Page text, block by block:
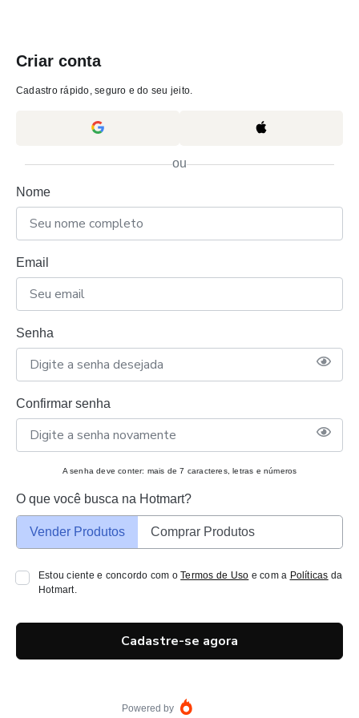
Criar conta
Cadastro rápido, seguro e do seu jeito.
ou
Nome
Email
Senha
Confirmar senha
A senha deve conter: mais de 7 caracteres, letras e números
O que você busca na Hotmart?
Vender Produtos Comprar Produtos
Estou ciente e concordo com oTermos de Uso e com a Políticas da
Hotmart.
Cadastre-se agora
Powered by